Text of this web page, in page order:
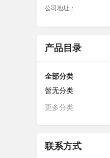
公司地址：
产品目录
全部分类
暂无分类
更多分类
联系方式